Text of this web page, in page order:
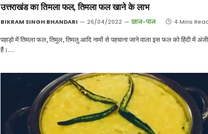
उत्तराखंड का तिमला फल, तिमला फल खाने के लाभ
BIKRAM SINGH BHANDARI 26/04/2022 खान-पान 4 Mins
पहाड़ो में तिमला फल, तिमुल, तिमलु आदि नामों से पहचाना जाने वाला इस फल को हिंदी में
हैं।…